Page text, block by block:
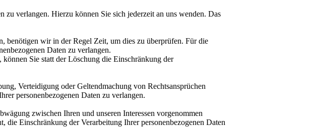
zu verlangen. Hierzu können Sie sich jederzeit an uns wenden. Das
benötigen wir in der Regel Zeit, um dies zu überprüfen. Für die
Daten zu verlangen.
Sie statt der Löschung die Einschränkung der
Verteidigung oder Geltendmachung von Rechtsansprüchen
personenbezogenen Daten zu verlangen.
zwischen Ihren und unseren Interessen vorgenommen
die Einschränkung der Verarbeitung Ihrer personenbezogenen Daten